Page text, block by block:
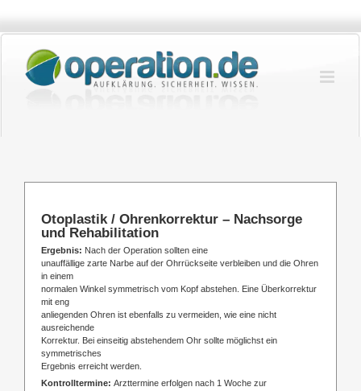
springen
Otoplastik / Ohrenkorrektur – Nachsorge
und Rehabilitation
Ergebnis: Nach der Operation sollten eine
unauffällige zarte Narbe auf der Ohrrückseite verbleiben und die Ohren
in einem
normalen Winkel symmetrisch vom Kopf abstehen. Eine Überkorrektur
mit eng
anliegenden Ohren ist ebenfalls zu vermeiden, wie eine nicht
ausreichende
Korrektur. Bei einseitig abstehendem Ohr sollte möglichst ein
symmetrisches
Ergebnis erreicht werden.
Kontrolltermine: Arzttermine erfolgen nach 1 Woche zur